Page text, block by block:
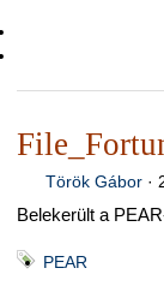
Török Gábor·
Belekerült a
PEAR